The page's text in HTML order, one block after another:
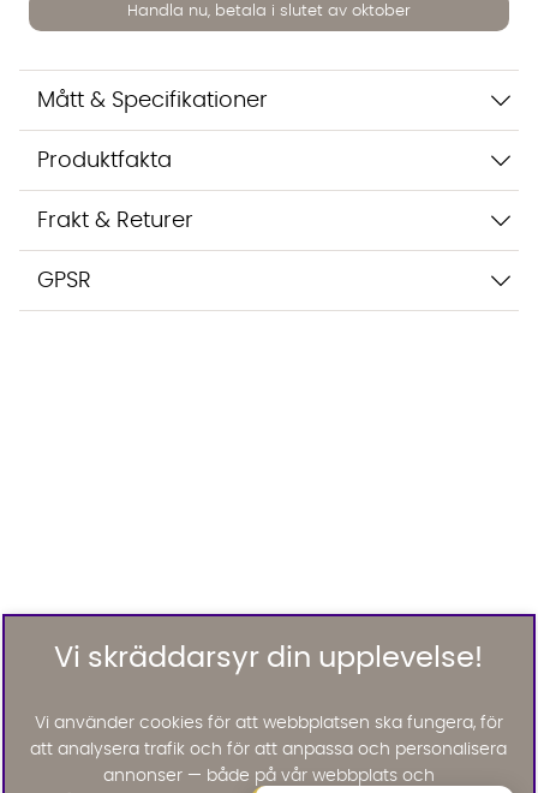
Handla nu, betala i slutet av oktober
Mått & Specifikationer
Produktfakta
Frakt & Returer
GPSR
Vi skräddarsyr din upplevelse!
Vi använder cookies för att webbplatsen ska fungera, för
att analysera trafik och för att anpassa och personalisera
annonser — både på vår webbplats och